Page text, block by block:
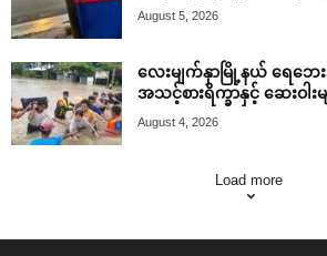
August 5, 2026
လေးမျက်နှာမြို့နယ် ရေဘ
အသင့်စားရိက္ခာနှင့် ဆေးဝါး
August 4, 2026
Load more